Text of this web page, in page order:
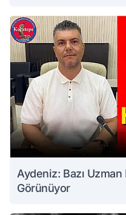
Aydeniz: Bazı
Görünüyor